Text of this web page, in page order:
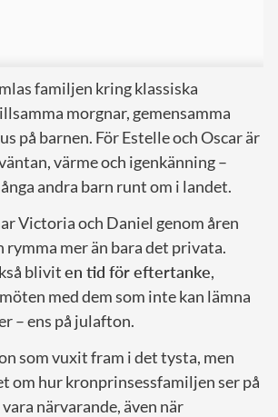
familjen kring klassiska
morgnar, gemensamma
på barnen. För Estelle och Oscar är
värme och igenkänning –
andra barn runt om i landet.
Victoria och Daniel genom åren
mer än bara det privata.
bliviten tid för eftertanke,
med dem som inte kan lämna
– ens på julafton.
som vuxit fram i det tysta, men
om hur kronprinsessfamiljen ser på
närvarande, även när